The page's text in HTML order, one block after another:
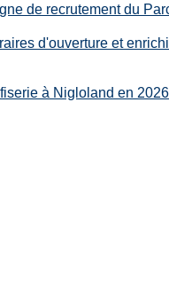
de recrutement du
d'ouverture et
à Nigloland en 2026